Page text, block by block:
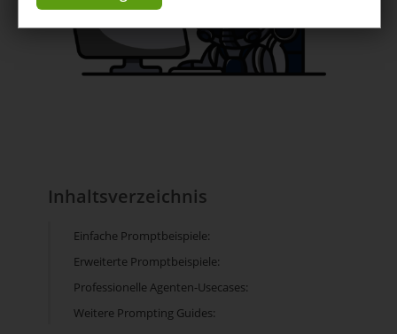
Inhaltsverzeichnis
Einfache Promptbeispiele:
Erweiterte Promptbeispiele:
Professionelle Agenten-Usecases:
Weitere Prompting Guides: